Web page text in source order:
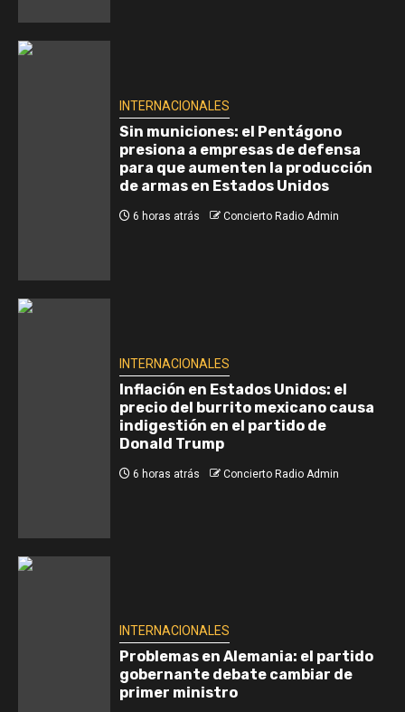
INTERNACIONALES
Sin municiones: el Pentágono
presiona a empresas de defensa
para que aumenten la producción
de armas en Estados Unidos
6 horas atrás Concierto Radio Admin
INTERNACIONALES
Inflación en Estados Unidos: el
precio del burrito mexicano causa
indigestión en el partido de
Donald Trump
6 horas atrás Concierto Radio Admin
INTERNACIONALES
Problemas en Alemania: el partido
gobernante debate cambiar de
primer ministro